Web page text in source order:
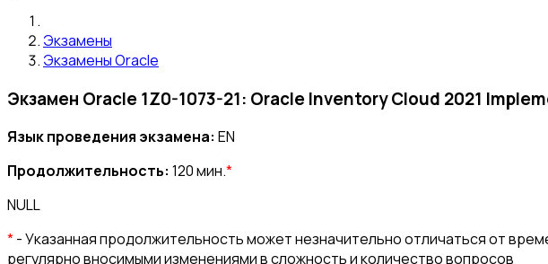
Экзамены
Экзамены Oracle
Экзамен Oracle 1Z0-1073-21: Oracle Inventory Cloud 2021
Язык проведения экзамена: EN
Продолжительность: 120 мин.*
NULL
*- Указанная продолжительность может незначительно отличаться от
регулярно вносимыми изменениями в сложность и количество вопросов